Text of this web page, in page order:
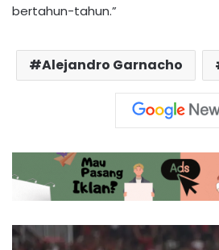
bertahun-tahun.”
Alejandro Garnacho